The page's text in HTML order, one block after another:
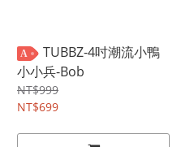
A
TUBBZ-4吋潮流小鴨
小小兵-Bob
NT$999
NT$699